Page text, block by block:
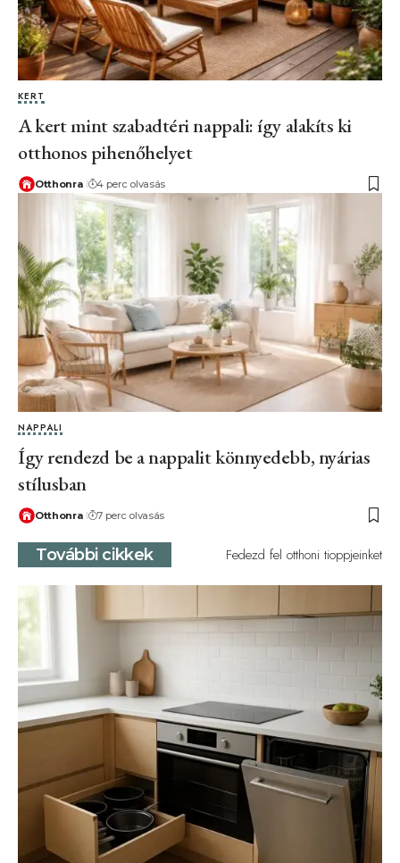
KERT
A kert mint szabadtéri nappali: így alakíts ki
otthonos pihenőhelyet
Otthonra 4 perc olvasás
NAPPALI
Így rendezd be a nappalit könnyedebb, nyárias
stílusban
Otthonra 7 perc olvasás
További cikkek Fedezd fel otthoni tioppjeinket